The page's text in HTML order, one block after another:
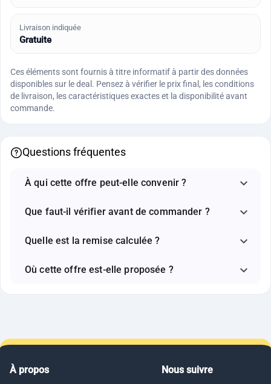
Livraison indiquée
Gratuite
Ces éléments sont fournis à titre informatif à partir des données
disponibles sur le deal. Pensez à vérifier le prix final, les conditions
de livraison, les caractéristiques exactes et la disponibilité avant
commande.
Questions fréquentes
À qui cette offre peut-elle convenir ?
Que faut-il vérifier avant de commander ?
Quelle est la remise calculée ?
Où cette offre est-elle proposée ?
À propos
Nous suivre